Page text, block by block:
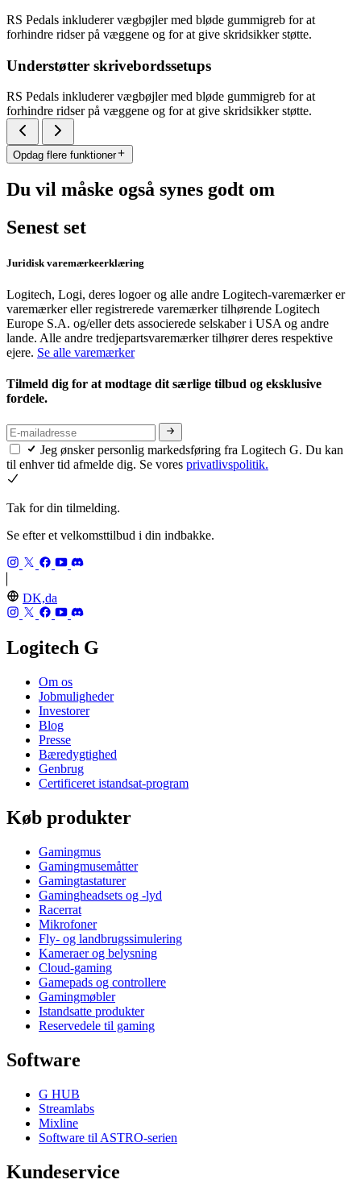
RS Pedals inkluderer vægbøjler med bløde gummigreb for at
forhindre ridser på væggene og for at give skridsikker støtte.
Understøtter skrivebordssetups
RS Pedals inkluderer vægbøjler med bløde gummigreb for at
forhindre ridser på væggene og for at give skridsikker støtte.
Opdag flere funktioner
Du vil måske også synes godt om
Senest set
Juridisk varemærkeerklæring
Logitech, Logi, deres logoer og alle andre Logitech-varemærker er
varemærker eller registrerede varemærker tilhørende Logitech
Europe S.A. og/eller dets associerede selskaber i USA og andre
lande. Alle andre tredjepartsvaremærker tilhører deres respektive
ejere. Se alle varemærker
Tilmeld dig for at modtage dit særlige tilbud og eksklusive
fordele.
Jeg ønsker personlig markedsføring fra Logitech G. Du kan
til enhver tid afmelde dig. Se vores privatlivspolitik.
Tak for din tilmelding.
Se efter et velkomsttilbud i din indbakke.
DK,da
Logitech G
Om os
Jobmuligheder
Investorer
Blog
Presse
Bæredygtighed
Genbrug
Certificeret istandsat-program
Køb produkter
Gamingmus
Gamingmusemåtter
Gamingtastaturer
Gamingheadsets og -lyd
Racerrat
Mikrofoner
Fly- og landbrugssimulering
Kameraer og belysning
Cloud-gaming
Gamepads og controllere
Gamingmøbler
Istandsatte produkter
Reservedele til gaming
Software
G HUB
Streamlabs
Mixline
Software til ASTRO-serien
Kundeservice